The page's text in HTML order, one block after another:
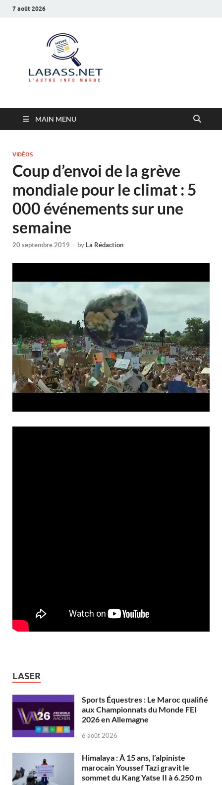
7 août 2026
MAIN MENU
VIDÉOS
Coup d’envoi de la grève
mondiale pour le climat : 5
000 événements sur une
semaine
20 septembre 2019 - by La Rédaction
LASER
Sports Équestres : Le Maroc qualifié
aux Championnats du Monde FEI
2026 en Allemagne
6 août 2026
Himalaya : À 15 ans, l’alpiniste
marocain Youssef Tazi gravit le
sommet du Kang Yatse II à 6.250 m